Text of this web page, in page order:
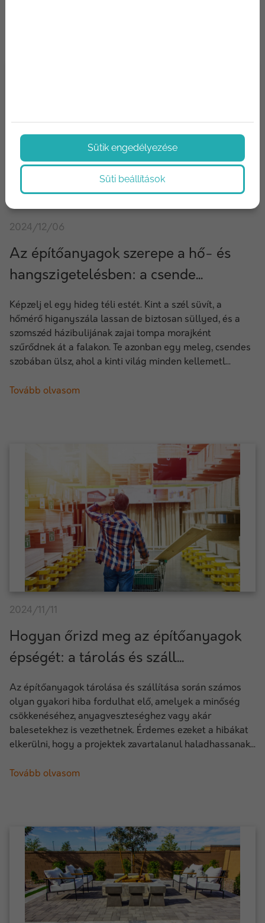
2024/12/06
Az építőanyagok szerepe a hő- és
hangszigetelésben: a csende...
Képzelj el egy hideg téli estét. Kint a szél süvít, a
hőmérő higanyszála lassan de biztosan süllyed, és a
szomszéd házibulijának zajai tompa morajként
szűrődnek át a falakon. Te azonban egy meleg, csendes
szobában ülsz, ahol a kinti világ minden kellemetl...
Tovább olvasom
2024/11/11
Hogyan őrizd meg az építőanyagok
épségét: a tárolás és száll...
Az építőanyagok tárolása és szállítása során számos
olyan gyakori hiba fordulhat elő, amelyek a minőség
csökkenéséhez, anyagveszteséghez vagy akár
balesetekhez is vezethetnek. Érdemes ezeket a hibákat
elkerülni, hogy a projektek zavartalanul haladhassanak...
Tovább olvasom
Sütik engedélyezése
Süti beállítások